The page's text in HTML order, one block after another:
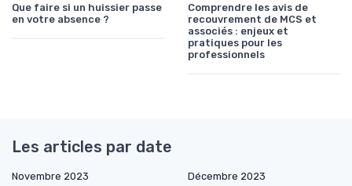
Que faire si un huissier passe
en votre absence ?
Comprendre les avis de
recouvrement de MCS et
associés : enjeux et
pratiques pour les
professionnels
Les articles par date
Novembre 2023
Décembre 2023